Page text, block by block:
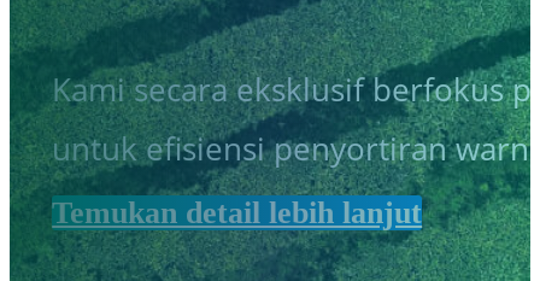
Kami secara eksklusif berfokus
untuk efisiensi penyortiran
Temukan detail lebih lanjut